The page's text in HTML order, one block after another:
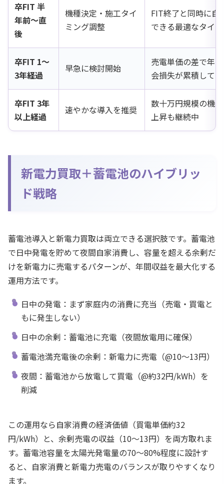
卒FIT 半
年前〜直
後
機種決定・施工タイ
ミング調整
FIT終了と同時に自
できる最適なタイ
卒FIT 1〜
3年経過
早急に検討開始
売電単価の差で年
会損失が累積して
卒FIT 3年
以上経過
速やかな導入を推奨
数十万円規模の機
上昇も継続中
新電力買取＋蓄電池のハイブリッ
ド戦略
蓄電池導入と新電力買取は両立できる選択肢です。蓄電池
で日中発電を貯めて夜間自家消費し、容量を超える余剰だ
けを新電力に売電するパターンが、年間収益を最大化する
運用方法です。
日中の発電：まず家庭内の消費に充当（売電・買電と
もに発生しない）
日中の余剰：蓄電池に充電（夜間放電用に確保）
蓄電池満充電後の余剰：新電力に売電（@10〜13円）
夜間：蓄電池から放電して買電（@約32円/kWh）を
削減
この運用なら自家消費の経済価値（買電単価約32
円/kWh）と、余剰売電の収益（10〜13円）を両方取れま
す。蓄電池容量を太陽光発電量の70〜80%程度に設計す
ると、自家消費と新電力売電のバランスが取りやすくなり
ます。